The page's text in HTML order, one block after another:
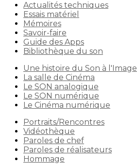
Actualités techniques
Essais matériel
Mémoires
Savoir-faire
Guide des Apps
Bibliothèque du son
Une histoire du Son à l'Image
La salle de Cinéma
Le SON analogique
Le SON numérique
Le Cinéma numérique
Portraits/Rencontres
Vidéothèque
Paroles de chef
Paroles de réalisateurs
Hommage